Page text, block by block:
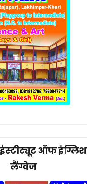
ऑफ इंग्लिश
लैंग्वेज